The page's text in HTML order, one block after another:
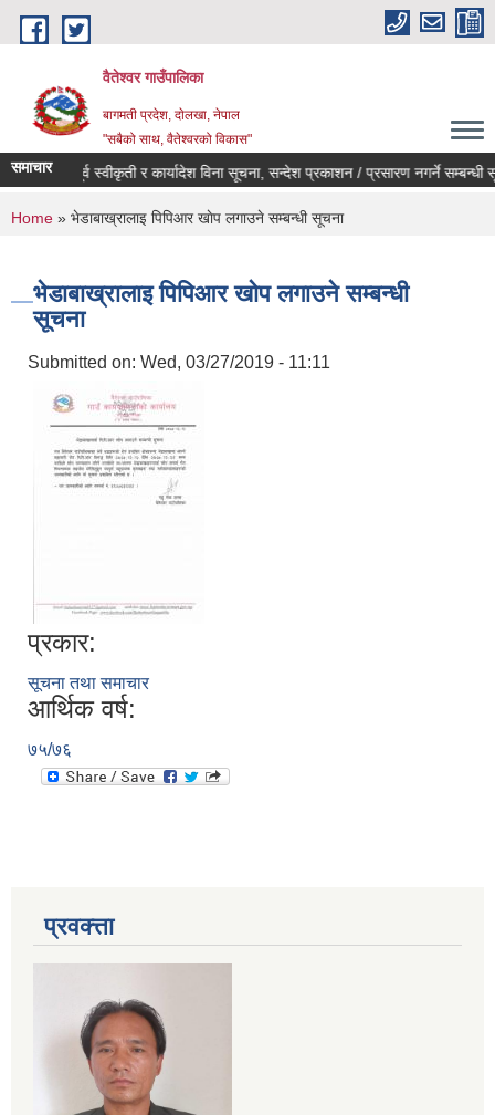
Skip to main content
वैतेश्वर गाउँपालिका
बागमती प्रदेश, दाेलखा, नेपाल
"सबैको साथ, वैतेश्वरको विकास"
समाचार पूर्व स्वीकृती र कार्यादेश विना सूचना, सन्देश प्रकाशन / प्रसारण नगर्ने सम्बन्धी
You are here
Home » भेडाबाख्रालाइ पिपिआर खाेप लगाउने सम्बन्धी सूचना
भेडाबाख्रालाइ पिपिआर खाेप लगाउने सम्बन्धी
सूचना
Submitted on: Wed, 03/27/2019 - 11:11
प्रकार:
सूचना तथा समाचार
आर्थिक वर्ष:
७५/७६
प्रवक्त्ता